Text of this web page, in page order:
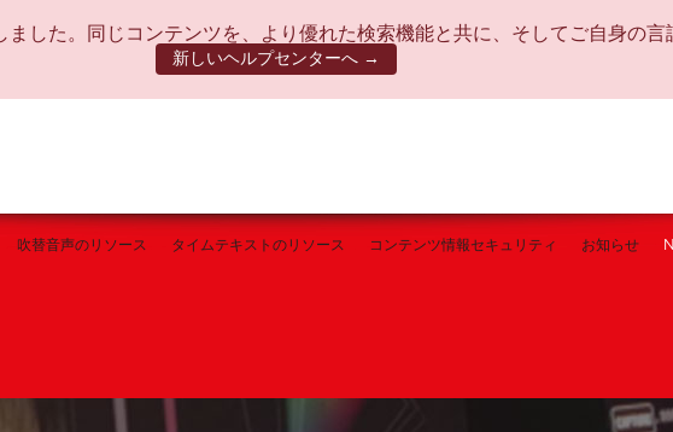
した。同じコンテンツを、より優れた検索機能と共に、そしてご自身の言
新しいヘルプセンターへ →
吹替音声のリソース タイムテキストのリソース コンテンツ情報セキュリティ お知らせ